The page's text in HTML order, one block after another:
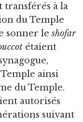
transférés à la
du Temple
sonner leshofar
étaient
ainsi
du Temple.
autorisés
suivant